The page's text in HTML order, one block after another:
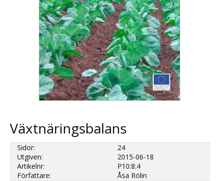
Växtnäringsbalans
Sidor:
24
Utgiven:
2015-06-18
Artikelnr:
P10:8:4
Författare:
Åsa Rölin